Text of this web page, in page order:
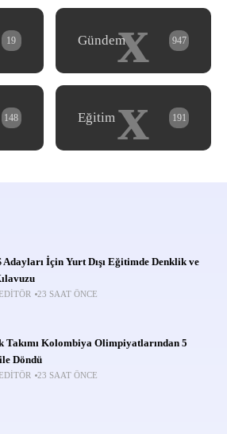
19 x
Gündem 947
148 x
Eğitim 191
Adayları İçin Yurt Dışı Eğitimde Denklik ve
23 SAAT ÖNCE
Kolombiya Olimpiyatlarından 5
Döndü
23 SAAT ÖNCE